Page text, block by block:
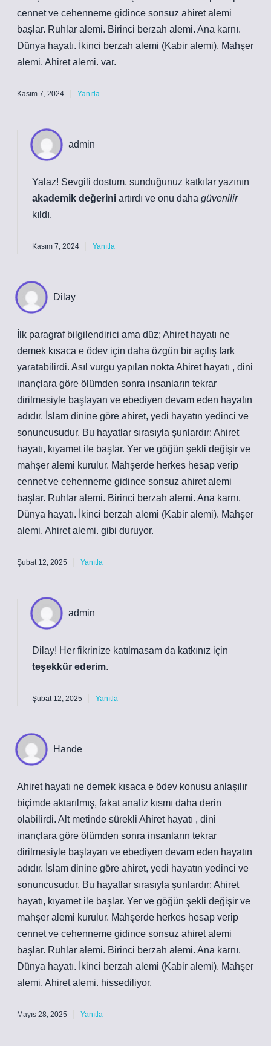
cennet ve cehenneme gidince sonsuz ahiret alemi
başlar. Ruhlar alemi. Birinci berzah alemi. Ana karnı.
Dünya hayatı. İkinci berzah alemi (Kabir alemi). Mahşer
alemi. Ahiret alemi. var.
Kasım 7, 2024 Yanıtla
admin
Yalaz! Sevgili dostum, sunduğunuz katkılar yazının
akademik değerini artırdı ve onu daha güvenilir
kıldı.
Kasım 7, 2024 Yanıtla
Dilay
İlk paragraf bilgilendirici ama düz; Ahiret hayatı ne
demek kısaca e ödev için daha özgün bir açılış fark
yaratabilirdi. Asıl vurgu yapılan nokta Ahiret hayatı , dini
inançlara göre ölümden sonra insanların tekrar
dirilmesiyle başlayan ve ebediyen devam eden hayatın
adıdır. İslam dinine göre ahiret, yedi hayatın yedinci ve
sonuncusudur. Bu hayatlar sırasıyla şunlardır: Ahiret
hayatı, kıyamet ile başlar. Yer ve göğün şekli değişir ve
mahşer alemi kurulur. Mahşerde herkes hesap verip
cennet ve cehenneme gidince sonsuz ahiret alemi
başlar. Ruhlar alemi. Birinci berzah alemi. Ana karnı.
Dünya hayatı. İkinci berzah alemi (Kabir alemi). Mahşer
alemi. Ahiret alemi. gibi duruyor.
Şubat 12, 2025 Yanıtla
admin
Dilay! Her fikrinize katılmasam da katkınız için
teşekkür ederim.
Şubat 12, 2025 Yanıtla
Hande
Ahiret hayatı ne demek kısaca e ödev konusu anlaşılır
biçimde aktarılmış, fakat analiz kısmı daha derin
olabilirdi. Alt metinde sürekli Ahiret hayatı , dini
inançlara göre ölümden sonra insanların tekrar
dirilmesiyle başlayan ve ebediyen devam eden hayatın
adıdır. İslam dinine göre ahiret, yedi hayatın yedinci ve
sonuncusudur. Bu hayatlar sırasıyla şunlardır: Ahiret
hayatı, kıyamet ile başlar. Yer ve göğün şekli değişir ve
mahşer alemi kurulur. Mahşerde herkes hesap verip
cennet ve cehenneme gidince sonsuz ahiret alemi
başlar. Ruhlar alemi. Birinci berzah alemi. Ana karnı.
Dünya hayatı. İkinci berzah alemi (Kabir alemi). Mahşer
alemi. Ahiret alemi. hissediliyor.
Mayıs 28, 2025 Yanıtla